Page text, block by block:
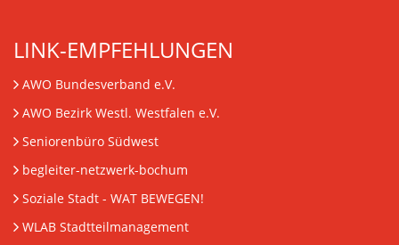
LINK-EMPFEHLUNGEN
AWO Bundesverband e.V.
AWO Bezirk Westl. Westfalen e.V.
Seniorenbüro Südwest
begleiter-netzwerk-bochum
Soziale Stadt - WAT BEWEGEN!
WLAB Stadtteilmanagement